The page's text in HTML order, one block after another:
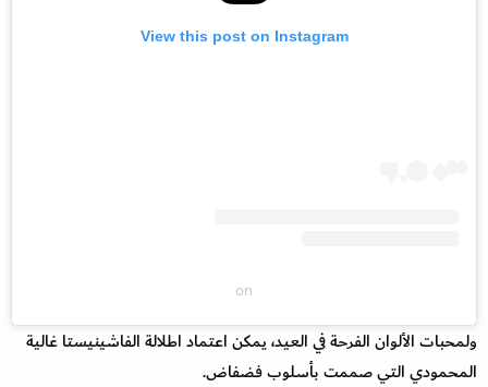
View this post on Instagram
on
ولمحبات الألوان الفرحة في العيد، يمكن اعتماد اطلالة الفاشينيستا غالية
المحمودي التي صممت بأسلوب فضفاض.